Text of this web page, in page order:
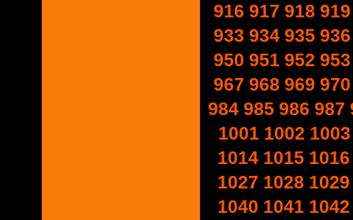
916 917 918 919
933 934 935 936
950 951 952 953
967 968 969 970
984 985 986 987
1001 1002 1003
1014 1015 1016
1027 1028 1029
1040 1041 1042